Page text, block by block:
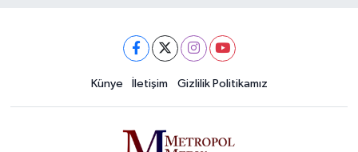
Künye İletişim Gizlilik Politikamız